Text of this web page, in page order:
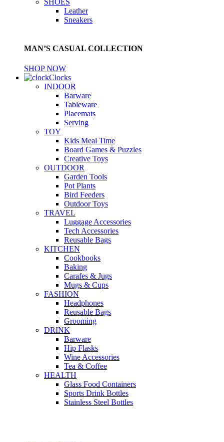
SHOES
Leather
Sneakers
MAN’S CASUAL COLLECTION
SHOP NOW
Clocks
INDOOR
Barware
Tableware
Placemats
Serving
TOY
Kids Meal Time
Board Games & Puzzles
Creative Toys
OUTDOOR
Garden Tools
Pot Plants
Bird Feeders
Outdoor Toys
TRAVEL
Luggage Accessories
Tech Accessories
Reusable Bags
KITCHEN
Cookbooks
Baking
Carafes & Jugs
Mugs & Cups
FASHION
Headphones
Reusable Bags
Grooming
DRINK
Barware
Hip Flasks
Wine Accessories
Tea & Coffee
HEALTH
Glass Food Containers
Sports Drink Bottles
Stainless Steel Bottles